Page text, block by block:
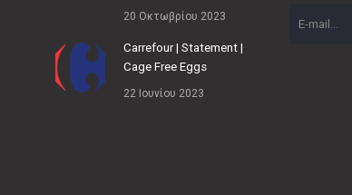
20 Οκτωβρίου 2023
Carrefour | Statement |
Cage Free Eggs
22 Ιουνίου 2023